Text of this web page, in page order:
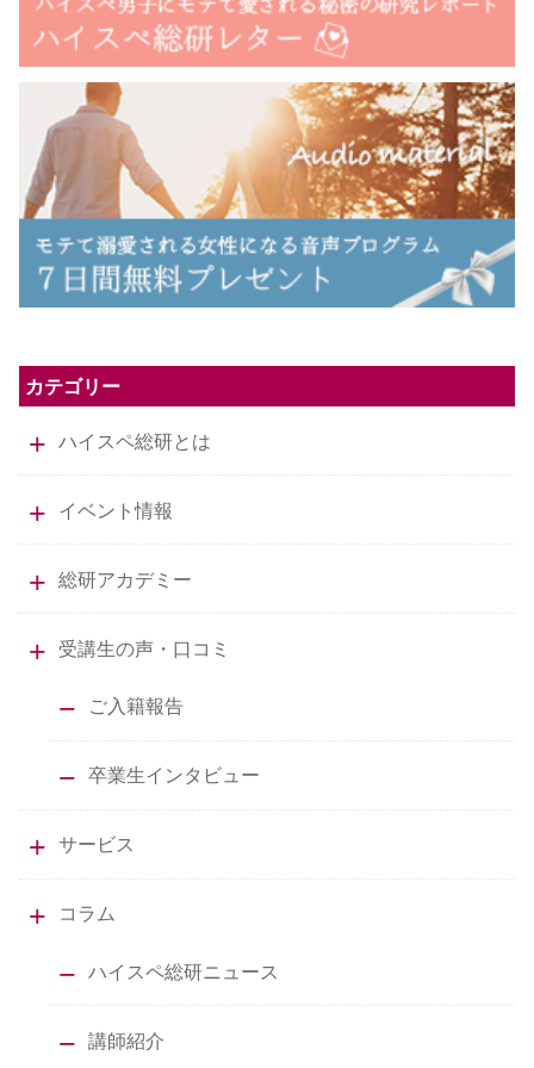
カテゴリー
ハイスペ総研とは
イベント情報
総研アカデミー
受講生の声・口コミ
ご入籍報告
卒業生インタビュー
サービス
コラム
ハイスペ総研ニュース
講師紹介